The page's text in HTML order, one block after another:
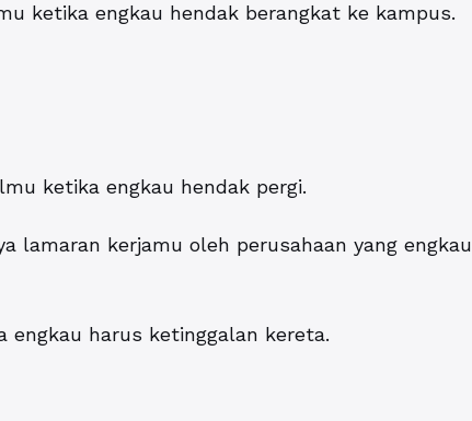
ketika engkau hendak berangkat ke kampus.
ketika engkau hendak pergi.
lamaran kerjamu oleh perusahaan yang engkau
engkau harus ketinggalan kereta.